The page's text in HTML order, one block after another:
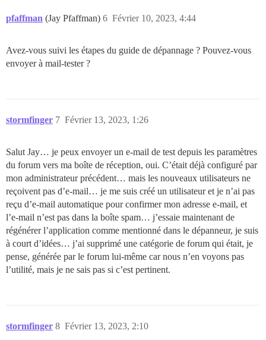
pfaffman (Jay Pfaffman) Février 10, 2023, 4:44
6
Avez-vous suivi les étapes du guide de dépannage ? Pouvez-vous
envoyer à mail-tester ?
stormfinger Février 13, 2023, 1:26
7
Salut Jay… je peux envoyer un e-mail de test depuis les paramètres
du forum vers ma boîte de réception, oui. C’était déjà configuré par
mon administrateur précédent… mais les nouveaux utilisateurs ne
reçoivent pas d’e-mail… je me suis créé un utilisateur et je n’ai pas
reçu d’e-mail automatique pour confirmer mon adresse e-mail, et
l’e-mail n’est pas dans la boîte spam… j’essaie maintenant de
régénérer l’application comme mentionné dans le dépanneur, je suis
à court d’idées… j’ai supprimé une catégorie de forum qui était, je
pense, générée par le forum lui-même car nous n’en voyons pas
l’utilité, mais je ne sais pas si c’est pertinent.
stormfinger Février 13, 2023, 2:10
8